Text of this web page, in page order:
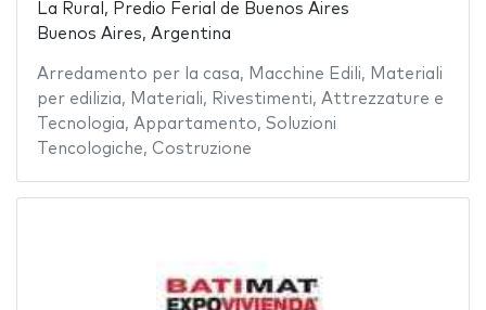
La Rural, Predio Ferial de Buenos Aires
Buenos Aires, Argentina
Arredamento per la casa, Macchine Edili, Materiali
per edilizia, Materiali, Rivestimenti, Attrezzature e
Tecnologia, Appartamento, Soluzioni
Tencologiche, Costruzione